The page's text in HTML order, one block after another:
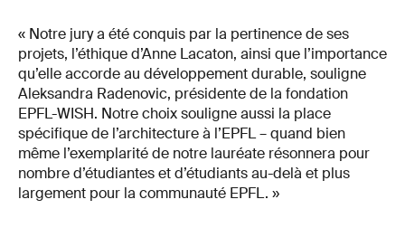
« Notre jury a été conquis par la pertinence de ses
projets, l’éthique d’Anne Lacaton, ainsi que l’importance
qu’elle accorde au développement durable, souligne
Aleksandra Radenovic, présidente de la fondation
EPFL-WISH. Notre choix souligne aussi la place
spécifique de l’architecture à l’EPFL – quand bien
même l’exemplarité de notre lauréate résonnera pour
nombre d’étudiantes et d’étudiants au-delà et plus
largement pour la communauté EPFL. »